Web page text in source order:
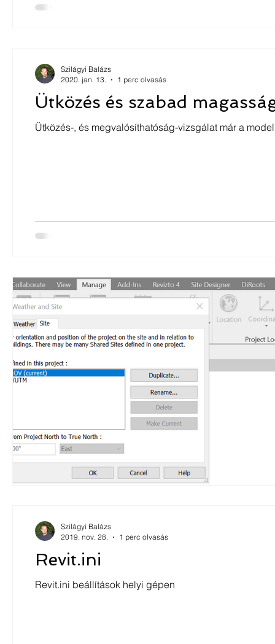
Ütközés és szabad
Ütközés-, és megvalósíthatóság-vizsgálat már a
Szilágyi Balázs
2020. jan. 13.
1 perc olvasás
Revit.ini
Revit.ini beállítások helyi gépen
Szilágyi Balázs
2019. nov. 28.
1 perc olvasás